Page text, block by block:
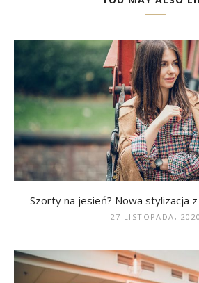
Szorty na jesień? Nowa stylizacja z
27 LISTOPADA, 2020